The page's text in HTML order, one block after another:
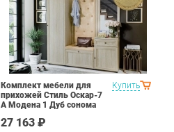
Купить
Комплект мебели для
прихожей Стиль Оскар-7
А Модена 1 Дуб сонома
27 163 ₽